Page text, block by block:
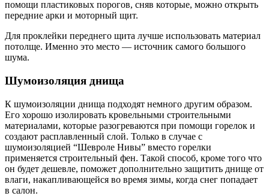
помощи пластиковых порогов, сняв которые, можно открыть
передние арки и моторный щит.
Для проклейки переднего щита лучше использовать материал
потолще. Именно это место — источник самого большого
шума.
Шумоизоляция днища
К шумоизоляции днища подходят немного другим образом.
Его хорошо изолировать кровельными строительными
материалами, которые разогреваются при помощи горелок и
создают расплавленный слой. Только в случае с
шумоизоляцией “Шевроле Нивы” вместо горелки
применяется строительный фен. Такой способ, кроме того что
он будет дешевле, поможет дополнительно защитить днище от
влаги, накапливающейся во время зимы, когда снег попадает
в салон.